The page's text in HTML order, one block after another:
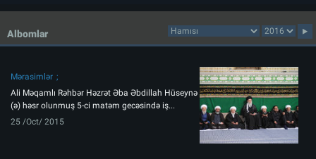
Albomlar
Mərasimlər
Ali Məqamlı Rəhbər Həzrət Əba Əbdillah Hüseynə
(ə) həsr olunmuş 5-ci matəm gecəsində iş...
25 /Oct/ 2015